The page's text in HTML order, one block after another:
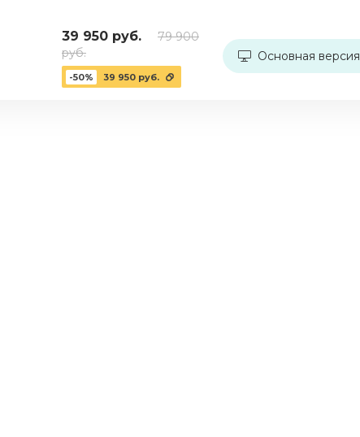
39 950 руб.
79 900
руб.
-50% 39 950 руб.
Основная версия